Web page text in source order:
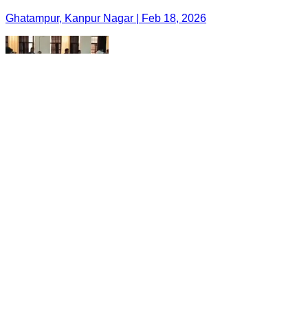
Ghatampur, Kanpur Nagar | Feb 18, 2026